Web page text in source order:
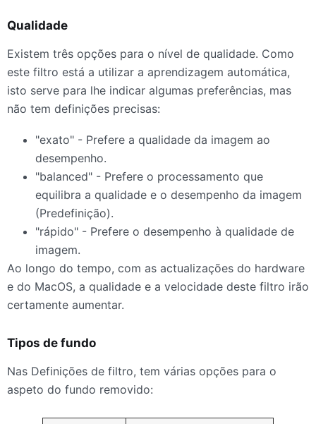
Qualidade
Existem três opções para o nível de qualidade. Como
este filtro está a utilizar a aprendizagem automática,
isto serve para lhe indicar algumas preferências, mas
não tem definições precisas:
"exato" - Prefere a qualidade da imagem ao
desempenho.
"balanced" - Prefere o processamento que
equilibra a qualidade e o desempenho da imagem
(Predefinição).
"rápido" - Prefere o desempenho à qualidade de
imagem.
Ao longo do tempo, com as actualizações do hardware
e do MacOS, a qualidade e a velocidade deste filtro irão
certamente aumentar.
Tipos de fundo
Nas Definições de filtro, tem várias opções para o
aspeto do fundo removido: